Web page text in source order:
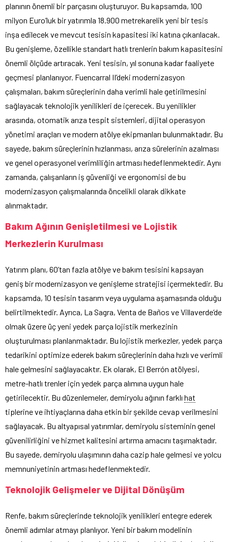
planının önemli bir parçasını oluşturuyor. Bu kapsamda, 100
milyon Euro’luk bir yatırımla 18.900 metrekarelik yeni bir tesis
inşa edilecek ve mevcut tesisin kapasitesi iki katına çıkarılacak.
Bu genişleme, özellikle standart hatlı trenlerin bakım kapasitesini
önemli ölçüde artıracak. Yeni tesisin, yıl sonuna kadar faaliyete
geçmesi planlanıyor. Fuencarral II’deki modernizasyon
çalışmaları, bakım süreçlerinin daha verimli hale getirilmesini
sağlayacak teknolojik yenilikleri de içerecek. Bu yenilikler
arasında, otomatik arıza tespit sistemleri, dijital operasyon
yönetimi araçları ve modern atölye ekipmanları bulunmaktadır. Bu
sayede, bakım süreçlerinin hızlanması, arıza sürelerinin azalması
ve genel operasyonel verimliliğin artması hedeflenmektedir. Aynı
zamanda, çalışanların iş güvenliği ve ergonomisi de bu
modernizasyon çalışmalarında öncelikli olarak dikkate
alınmaktadır.
Bakım Ağının Genişletilmesi ve Lojistik
Merkezlerin Kurulması
Yatırım planı, 60’tan fazla atölye ve bakım tesisini kapsayan
geniş bir modernizasyon ve genişleme stratejisi içermektedir. Bu
kapsamda, 10 tesisin tasarım veya uygulama aşamasında olduğu
belirtilmektedir. Ayrıca, La Sagra, Venta de Baños ve Villaverde’de
olmak üzere üç yeni yedek parça lojistik merkezinin
oluşturulması planlanmaktadır. Bu lojistik merkezler, yedek parça
tedarikini optimize ederek bakım süreçlerinin daha hızlı ve verimli
hale gelmesini sağlayacaktır. Ek olarak, El Berrón atölyesi,
metre-hatlı trenler için yedek parça alımına uygun hale
getirilecektir. Bu düzenlemeler, demiryolu ağının farklı hat
tiplerine ve ihtiyaçlarına daha etkin bir şekilde cevap verilmesini
sağlayacak. Bu altyapısal yatırımlar, demiryolu sisteminin genel
güvenilirliğini ve hizmet kalitesini artırma amacını taşımaktadır.
Bu sayede, demiryolu ulaşımının daha cazip hale gelmesi ve yolcu
memnuniyetinin artması hedeflenmektedir.
Teknolojik Gelişmeler ve Dijital Dönüşüm
Renfe, bakım süreçlerinde teknolojik yenilikleri entegre ederek
önemli adımlar atmayı planlıyor. Yeni bir bakım modelinin